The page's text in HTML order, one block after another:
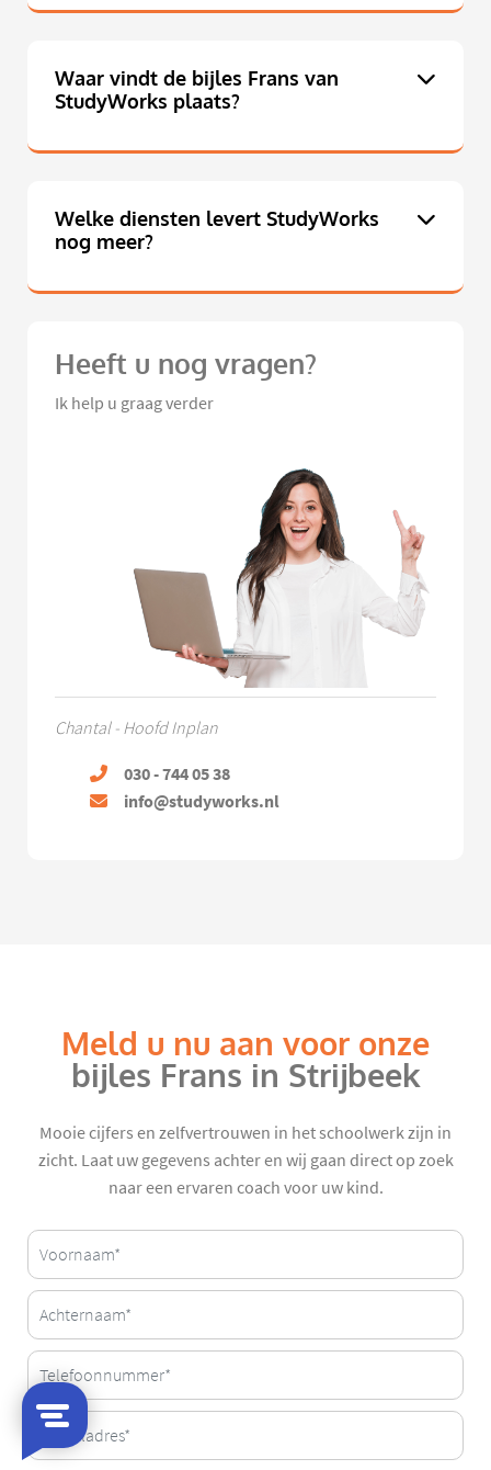
Waar vindt de bijles Frans van
StudyWorks plaats?
Welke diensten levert StudyWorks
nog meer?
Heeft u nog vragen?
Ik help u graag verder
Chantal - Hoofd Inplan
030 - 744 05 38
info@studyworks.nl
Meld u nu aan voor onze
bijles Frans in Strijbeek
Mooie cijfers en zelfvertrouwen in het schoolwerk zijn in
zicht. Laat uw gegevens achter en wij gaan direct op zoek
naar een ervaren coach voor uw kind.